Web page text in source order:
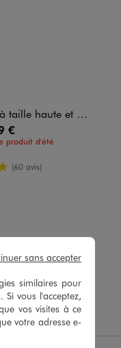
et revers fille
€
produit d'été
moyenne
(60 avis)
L.D.
similaires pour
vous l'acceptez,
vos visites à ce
votre adresse e-
sans accepter